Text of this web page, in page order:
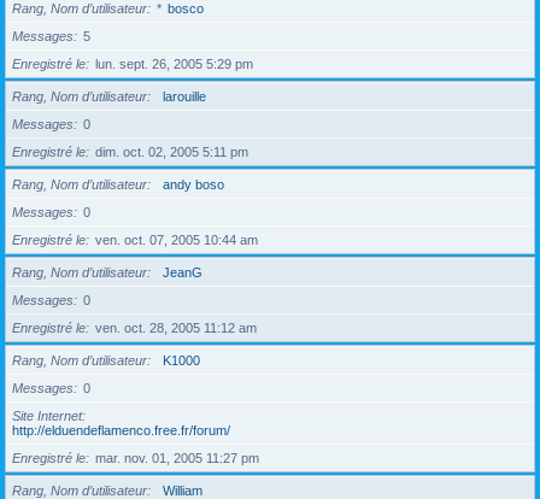
Rang, Nom d’utilisateur * bosco
Messages
5
Enregistré le
lun. sept. 26, 2005 5:29 pm
Rang, Nom d’utilisateur
larouille
Messages
0
Enregistré le
dim. oct. 02, 2005 5:11 pm
Rang, Nom d’utilisateur
andy boso
Messages
0
Enregistré le
ven. oct. 07, 2005 10:44 am
Rang, Nom d’utilisateur
JeanG
Messages
0
Enregistré le
ven. oct. 28, 2005 11:12 am
Rang, Nom d’utilisateur
K1000
Messages
0
Site Internet
http://elduendeflamenco.free.fr/forum/
Enregistré le
mar. nov. 01, 2005 11:27 pm
Rang, Nom d’utilisateur
William